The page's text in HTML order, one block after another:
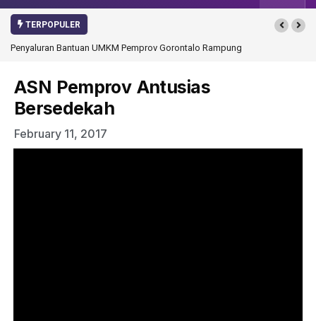
TERPOPULER
Penyaluran Bantuan UMKM Pemprov Gorontalo Rampung
ASN Pemprov Antusias
Bersedekah
February 11, 2017